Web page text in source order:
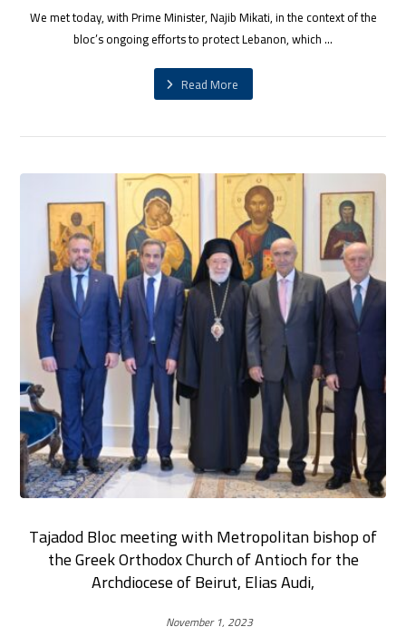
We met today, with Prime Minister, Najib Mikati, in the context of the
bloc’s ongoing efforts to protect Lebanon, which ...
Read More
Tajadod Bloc meeting with Metropolitan bishop of
the Greek Orthodox Church of Antioch for the
Archdiocese of Beirut, Elias Audi,
November 1, 2023